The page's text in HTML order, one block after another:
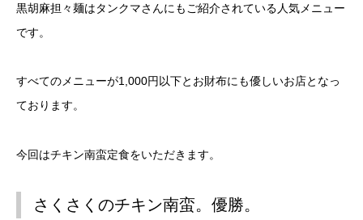
黒胡麻担々麺はタンクマさんにもご紹介されている人気メニュー
です。
すべてのメニューが1,000円以下とお財布にも優しいお店となっ
ております。
今回はチキン南蛮定食をいただきます。
さくさくのチキン南蛮。優勝。